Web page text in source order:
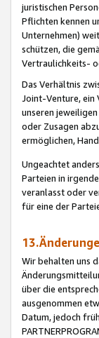
juristischen
Pflichten kennen
Unternehmen)
schützen, die
Vertraulichkeits-
Das Verhältnis
Joint-Venture, ein
unseren
oder Zusagen
ermöglichen,
Ungeachtet
Parteien in
veranlasst oder
für eine der
Wir behalten uns
über die
ausgenommen
Datum, jedoch